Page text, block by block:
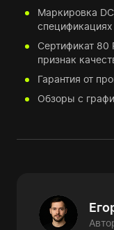
Маркировка
спецификациях
Сертификат
признак
Гарантия от
Обзоры с